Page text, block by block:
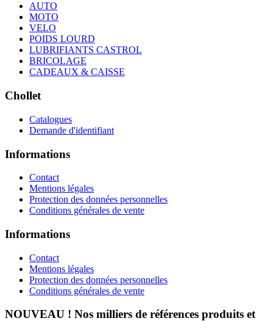
AUTO
MOTO
VELO
POIDS LOURD
LUBRIFIANTS CASTROL
BRICOLAGE
CADEAUX & CAISSE
Chollet
Catalogues
Demande d'identifiant
Informations
Contact
Mentions légales
Protection des données personnelles
Conditions générales de vente
Informations
Contact
Mentions légales
Protection des données personnelles
Conditions générales de vente
NOUVEAU ! Nos milliers de références produits et